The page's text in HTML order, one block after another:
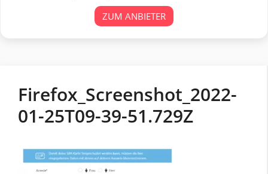
ZUM ANBIETER
Firefox_Screenshot_2022-
01-25T09-39-51.729Z